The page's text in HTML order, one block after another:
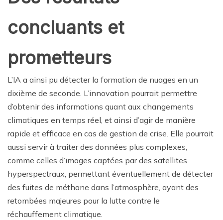
concluants et
prometteurs
L’IA a ainsi pu détecter la formation de nuages en un
dixième de seconde. L’innovation pourrait permettre
d’obtenir des informations quant aux changements
climatiques en temps réel, et ainsi d’agir de manière
rapide et efficace en cas de gestion de crise. Elle pourrait
aussi servir à traiter des données plus complexes,
comme celles d’images captées par des satellites
hyperspectraux, permettant éventuellement de détecter
des fuites de méthane dans l’atmosphère, ayant des
retombées majeures pour la lutte contre le
réchauffement climatique.